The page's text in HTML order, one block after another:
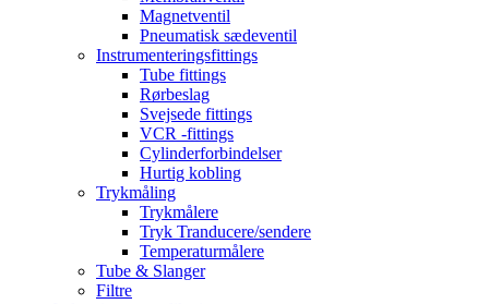
Magnetventil
Pneumatisk sædeventil
Instrumenteringsfittings
Tube fittings
Rørbeslag
Svejsede fittings
VCR -fittings
Cylinderforbindelser
Hurtig kobling
Trykmåling
Trykmålere
Tryk Tranducere/sendere
Temperaturmålere
Tube & Slanger
Filtre